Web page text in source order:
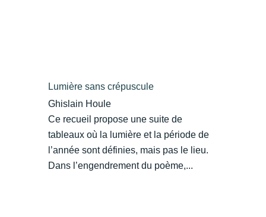
Lumière sans crépuscule
Ghislain Houle
Ce recueil propose une suite de
tableaux où la lumière et la période de
l’année sont définies, mais pas le lieu.
Dans l’engendrement du poème,...